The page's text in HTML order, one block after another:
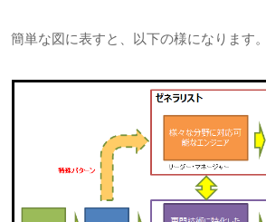
簡単な図に表すと、以下の様になります。